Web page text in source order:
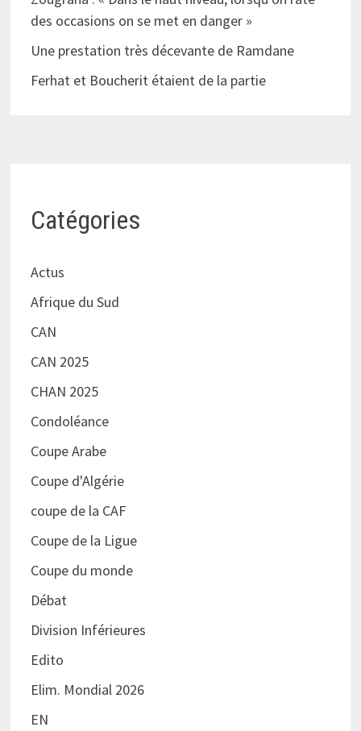
des occasions on se met en danger »
Une prestation très décevante de Ramdane
Ferhat et Boucherit étaient de la partie
Catégories
Actus
Afrique du Sud
CAN
CAN 2025
CHAN 2025
Condoléance
Coupe Arabe
Coupe d'Algérie
coupe de la CAF
Coupe de la Ligue
Coupe du monde
Débat
Division Inférieures
Edito
Elim. Mondial 2026
EN